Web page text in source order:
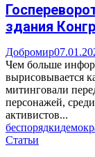
здания
Добромир
Чем больше
вырисовывается
митинговали
персонажей,
активистов...
беспорядки
Статьи